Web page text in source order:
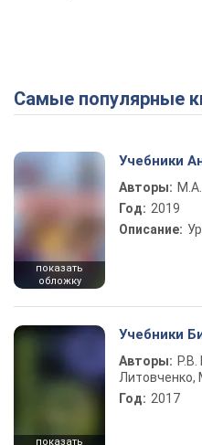
Самые популярные
показать
обложку
Учебники
Авторы:
Год: 2019
Описание:
показать
Учебники
Авторы:
Литовченко,
Год: 2017